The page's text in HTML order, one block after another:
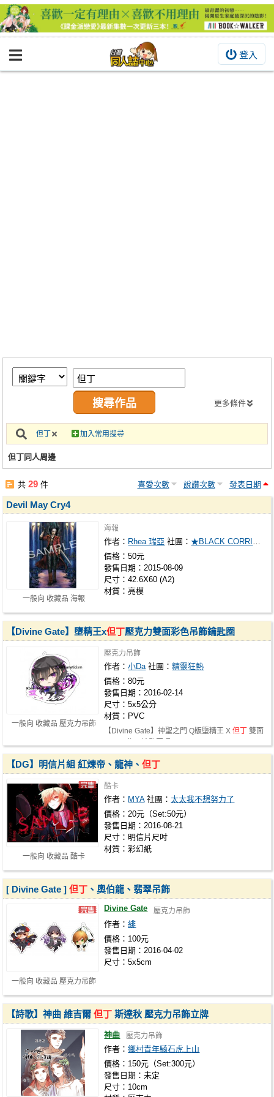
登入
BOOKY書集倉庫
繪圖藝廊
交流中心
攤位轉讓區
會員功能選單
註冊會員
更多條件
但丁 加入常用搜尋
但丁同人周邊
共29 件 喜愛次數 說讚次數 發表日期
一般向 收藏品 海報
Devil May Cry4
海報
作者： Rhea 瑞亞 社團：★BLACK CORRIDOR★
價格：50元
發售日期：2015-08-09
尺寸：42.6X60 (A2)
材質：亮模
一般向 收藏品 壓克力吊飾
【Divine Gate】墮精王x但丁壓克力雙面彩色吊飾鑰匙圈
壓克力吊飾
作者：小Da 社團：精靈狂熱
價格：80元
發售日期：2016-02-14
尺寸：5x5公分
材質：PVC
【Divine Gate】神聖之門 Q版墮精王 X但丁
雙面
一般向 收藏品 酷卡
【DG】明信片組 紅煉帝、龍神、但丁
酷卡
作者： MYA 社團：太太我不想努力了
價格：20元（Set:50元）
發售日期：2016-08-21
尺寸：明信片尺吋
材質：彩幻紙
一般向 收藏品 壓克力吊飾
[ Divine Gate ]但丁 、奧伯龍、翡翠吊飾
Divine Gate 壓克力吊飾
作者：緋
價格：100元
發售日期：2016-04-02
尺寸：5x5cm
【詩歌】神曲 維吉爾但丁 斯達秋 壓克力吊飾立牌
神曲 壓克力吊飾
作者：鄉村青年騎石虎上山
價格：150元（Set:300元）
發售日期：未定
尺寸：10cm